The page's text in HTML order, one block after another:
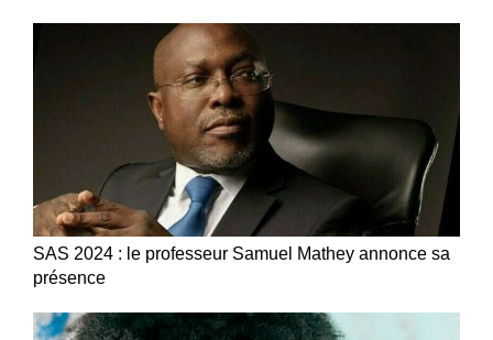
SAS 2024 : le professeur Samuel Mathey annonce sa
présence